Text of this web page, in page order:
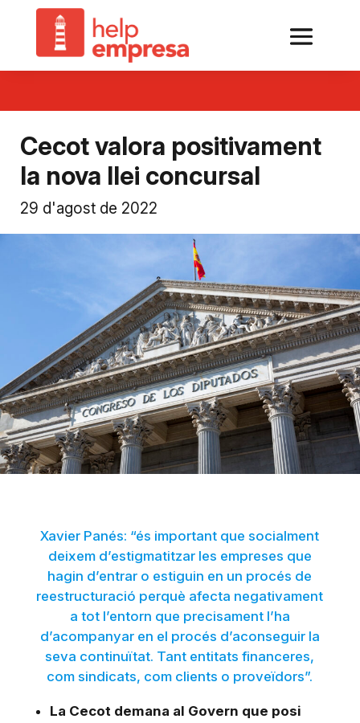
Cecot valora positivament
la nova llei concursal
29 d'agost de 2022
Xavier Panés: “és important que socialment
deixem d’estigmatitzar les empreses que
hagin d’entrar o estiguin en un procés de
reestructuració perquè afecta negativament
a tot l’entorn que precisament l’ha
d’acompanyar en el procés d’aconseguir la
seva continuïtat. Tant entitats financeres,
com sindicats, com clients o proveïdors”.
La Cecot demana al Govern que posi